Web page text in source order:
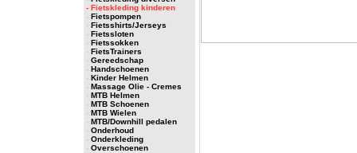
- Fietskleding kinderen
- Fietspompen
- Fietsshirts/Jerseys
- Fietssloten
- Fietssokken
- FietsTrainers
- Gereedschap
- Handschoenen
- Kinder Helmen
- Massage Olie - Cremes
- MTB Helmen
- MTB Schoenen
- MTB Wielen
- MTB/Downhill pedalen
- Onderhoud
- Onderkleding
- Overschoenen